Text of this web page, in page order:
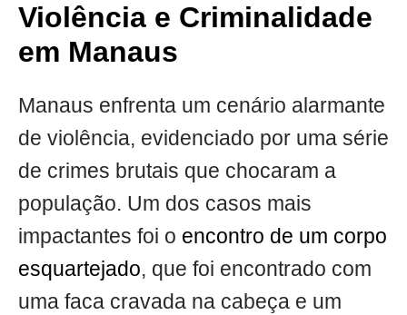
Violência e Criminalidade
em Manaus
Manaus enfrenta um cenário alarmante
de violência, evidenciado por uma série
de crimes brutais que chocaram a
população. Um dos casos mais
impactantes foi o encontro de um corpo
esquartejado, que foi encontrado com
uma faca cravada na cabeça e um